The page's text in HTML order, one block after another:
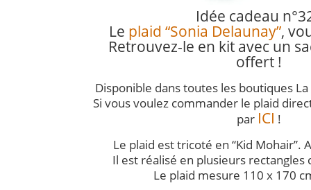
Idée cadeau
Le plaid “Sonia Delaunay”,
Retrouvez-le en kit avec un
offert !
Disponible dans toutes les boutiques
Si vous voulez commander le plaid
par ICI !
Le plaid est tricoté en “Kid Mohair”.
Il est réalisé en plusieurs rectangles
Le plaid mesure 110 x 170